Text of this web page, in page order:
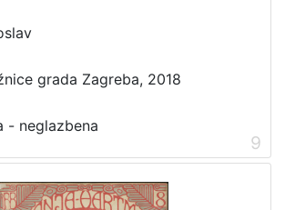
grada Zagreba, 2018
- neglazbena
9